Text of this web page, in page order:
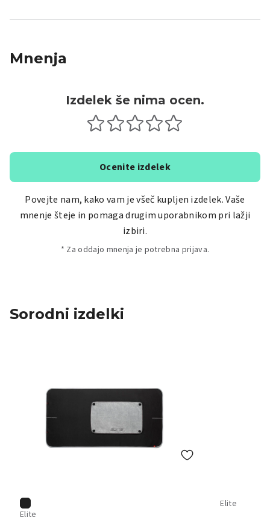
Mnenja
Izdelek še nima ocen.
Ocenite izdelek
Povejte nam, kako vam je všeč kupljen izdelek. Vaše
mnenje šteje in pomaga drugim uporabnikom pri lažji
izbiri.
* Za oddajo mnenja je potrebna prijava.
Sorodni izdelki
Elite
Elite